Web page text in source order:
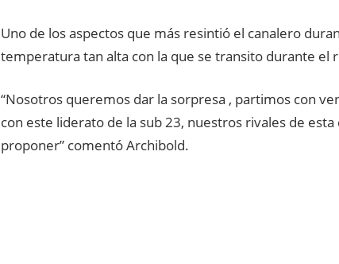
Uno de los aspectos que más resintió el canalero
temperatura tan alta con la que se transito durante el
“Nosotros queremos dar la sorpresa , partimos con
con este liderato de la sub 23, nuestros rivales de
proponer” comentó Archibold.